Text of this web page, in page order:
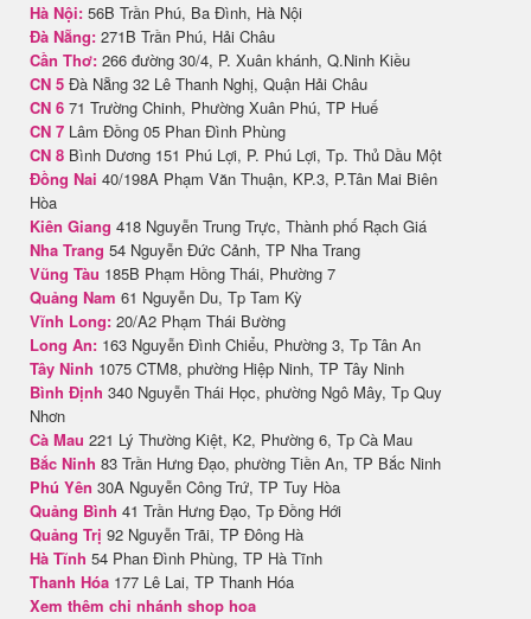
Hà Nội: 56B Trần Phú, Ba Đình, Hà Nội
Đà Nẵng: 271B Trần Phú, Hải Châu
Cần Thơ: 266 đường 30/4, P. Xuân khánh, Q.Ninh Kiều
CN 5 Đà Nẵng 32 Lê Thanh Nghị, Quận Hải Châu
CN 6 71 Trường Chinh, Phường Xuân Phú, TP Huế
CN 7 Lâm Đồng 05 Phan Đình Phùng
CN 8 Bình Dương 151 Phú Lợi, P. Phú Lợi, Tp. Thủ Dầu Một
Đồng Nai 40/198A Phạm Văn Thuận, KP.3, P.Tân Mai Biên
Hòa
Kiên Giang 418 Nguyễn Trung Trực, Thành phố Rạch Giá
Nha Trang 54 Nguyễn Đức Cảnh, TP Nha Trang
Vũng Tàu 185B Phạm Hồng Thái, Phường 7
Quảng Nam 61 Nguyễn Du, Tp Tam Kỳ
Vĩnh Long: 20/A2 Phạm Thái Bường
Long An: 163 Nguyễn Đình Chiểu, Phường 3, Tp Tân An
Tây Ninh 1075 CTM8, phường Hiệp Ninh, TP Tây Ninh
Bình Định 340 Nguyễn Thái Học, phường Ngô Mây, Tp Quy
Nhơn
Cà Mau 221 Lý Thường Kiệt, K2, Phường 6, Tp Cà Mau
Bắc Ninh 83 Trần Hưng Đạo, phường Tiền An, TP Bắc Ninh
Phú Yên 30A Nguyễn Công Trứ, TP Tuy Hòa
Quảng Bình 41 Trần Hưng Đạo, Tp Đồng Hới
Quảng Trị 92 Nguyễn Trãi, TP Đông Hà
Hà Tĩnh 54 Phan Đình Phùng, TP Hà Tĩnh
Thanh Hóa 177 Lê Lai, TP Thanh Hóa
Xem thêm chi nhánh shop hoa